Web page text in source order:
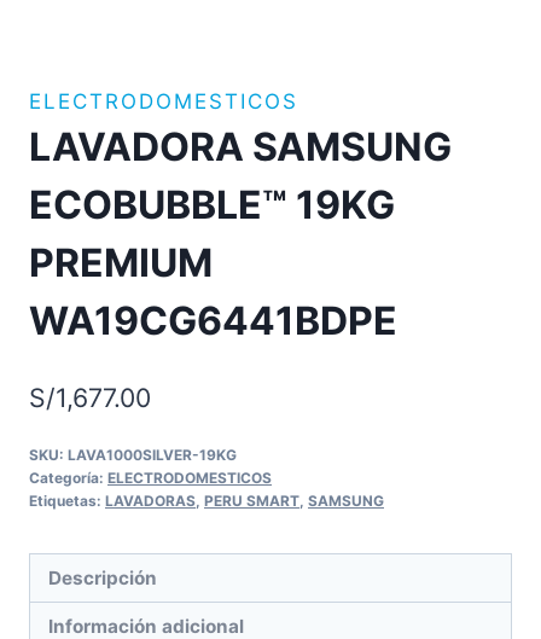
ELECTRODOMESTICOS
LAVADORA SAMSUNG
ECOBUBBLE™ 19KG
PREMIUM
WA19CG6441BDPE
S/1,677.00
SKU: LAVA1000SILVER-19KG
Categoría: ELECTRODOMESTICOS
Etiquetas: LAVADORAS PERU SMART SAMSUNG
Descripción
Información adicional